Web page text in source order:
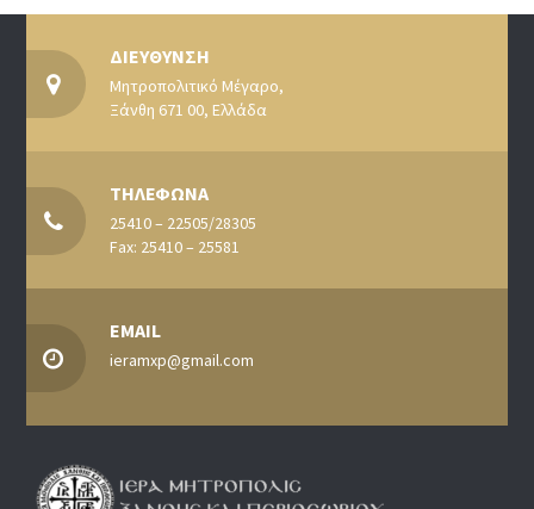
ΔΙΕΥΘΥΝΣΗ
Μητροπολιτικό Μέγαρο,
Ξάνθη 671 00, Ελλάδα
ΤΗΛΕΦΩΝΑ
25410 – 22505/28305
Fax: 25410 – 25581
EMAIL
ieramxp@gmail.com